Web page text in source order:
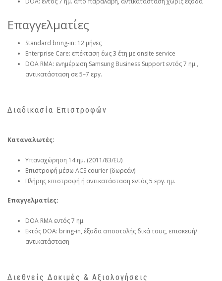
Επαγγελματίες
Standard bring-in: 12 μήνες
Enterprise Care: επέκταση έως 3 έτη με onsite service
DOA RMA: ενημέρωση Samsung Business Support εντός 7 ημ.,
αντικατάσταση σε 5–7 εργ.
Διαδικασία Επιστροφών
Καταναλωτές:
Υπαναχώρηση 14 ημ. (2011/83/EU)
Επιστροφή μέσω ACS courier (δωρεάν)
Πλήρης επιστροφή ή αντικατάσταση εντός 5 εργ. ημ.
Επαγγελματίες:
DOA RMA εντός 7 ημ.
Εκτός DOA: bring-in, έξοδα αποστολής δικά τους, επισκευή/
αντικατάσταση
Διεθνείς Δοκιμές & Αξιολογήσεις